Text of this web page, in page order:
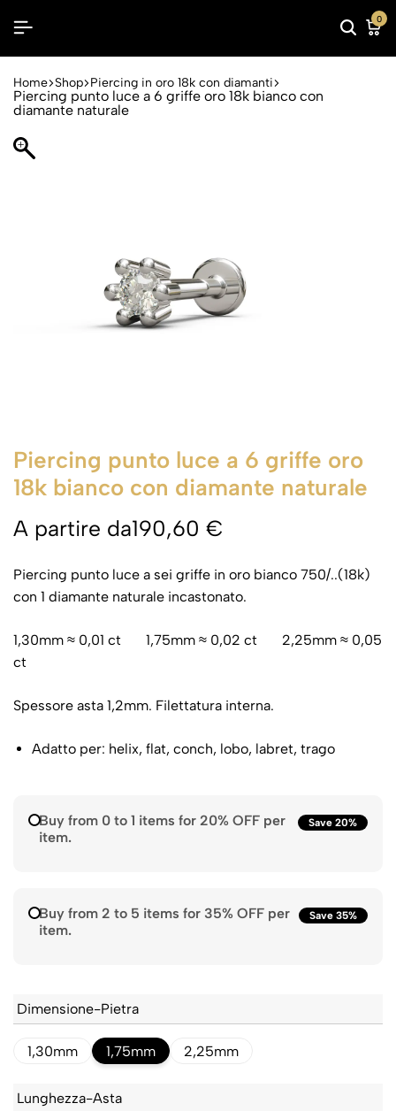
0
Home Shop Piercing in oro 18k con diamanti
Piercing punto luce a 6 griffe oro 18k bianco con
diamante naturale
Piercing punto luce a 6 griffe oro
18k bianco con diamante naturale
A partire da190,60 €
Piercing punto luce a sei griffe in oro bianco 750/..(18k)
con 1 diamante naturale incastonato.
1,30mm ≈ 0,01 ct 1,75mm ≈ 0,02 ct 2,25mm ≈ 0,05
ct
Spessore asta 1,2mm. Filettatura interna.
Adatto per: helix, flat, conch, lobo, labret, trago
Buy from 0 to 1 items for 20% OFF per
item.
Save 20%
Buy from 2 to 5 items for 35% OFF per
item.
Save 35%
Dimensione-Pietra
1,30mm 1,75mm 2,25mm
Lunghezza-Asta